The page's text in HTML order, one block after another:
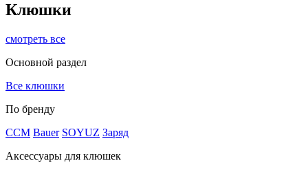
Клюшки
смотреть все
Основной раздел
Все клюшки
По бренду
CCM Bauer SOYUZ Заряд
Аксессуары для клюшек